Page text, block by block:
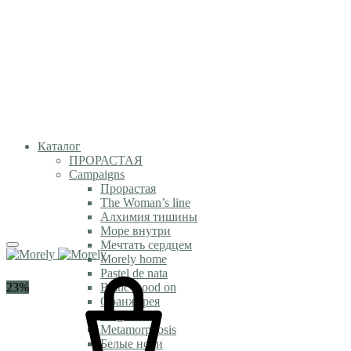
Каталог
ПРОРАСТАЯ
Campaigns
Прорастая
The Woman’s line
Алхимия тишины
Море внутри
Мечтать сердцем
Morely home
Pastel de nata
Baltic mood on
Оранжерея
Magic time
Metamorphosis
Белые ночи
23%